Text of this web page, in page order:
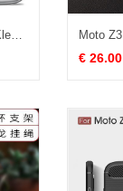
Moto Z3 Play Hoesje Bescherming Kleur Zacht, Moto Z3 Play Hoesje Siliconen Trend
€ 26.00